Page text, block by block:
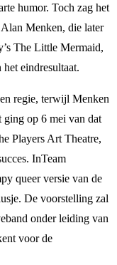
humor. Toch zag het
Menken, die later
The Little Mermaid,
eindresultaat.
regie, terwijl Menken
ging op 6 mei van dat
Players Art Theatre,
InTeam
queer versie van de
De voorstelling zal
onder leiding van
voor de